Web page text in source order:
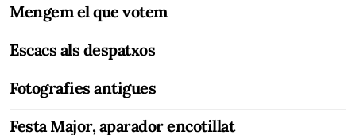
Mengem el que votem
Escacs als despatxos
Fotografies antigues
Festa Major, aparador encotillat